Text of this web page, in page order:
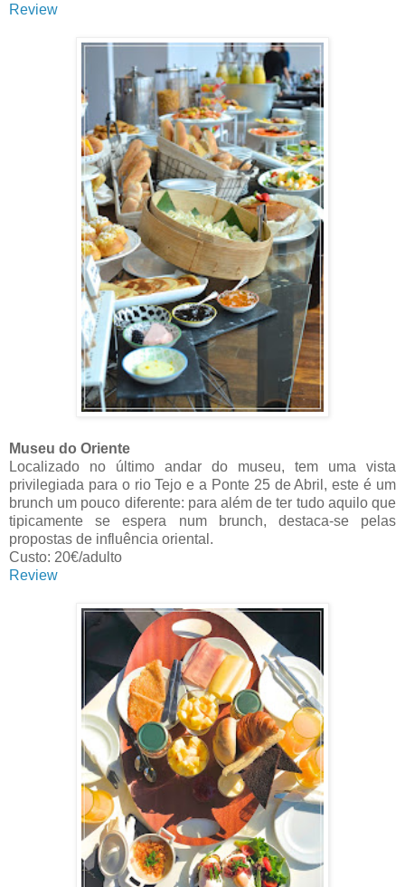
Review
Museu do Oriente
Localizado no último andar do museu, tem uma vista
privilegiada para o rio Tejo e a Ponte 25 de Abril, este é um
brunch um pouco diferente: para além de ter tudo aquilo que
tipicamente se espera num brunch, destaca-se pelas
propostas de influência oriental.
Custo: 20€/adulto
Review